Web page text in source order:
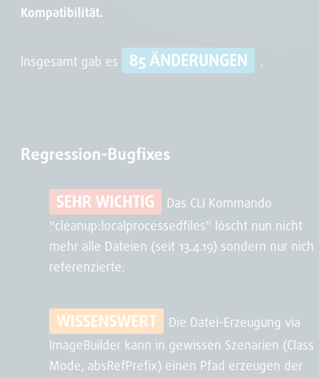
Kompatibilität.
Insgesamt gab es 85 ÄNDERUNGEN .
Regression-Bugfixes
SEHR WICHTIG
Das CLI Kommando
"cleanup:localprocessedfiles" löscht nun nicht
mehr alle Dateien (seit 13.4.19) sondern nur nicht
referenzierte.
WISSENSWERT
Die Datei-Erzeugung via
ImageBuilder kann in gewissen Szenarien
Mode, absRefPrefix) einen Pfad erzeugen der